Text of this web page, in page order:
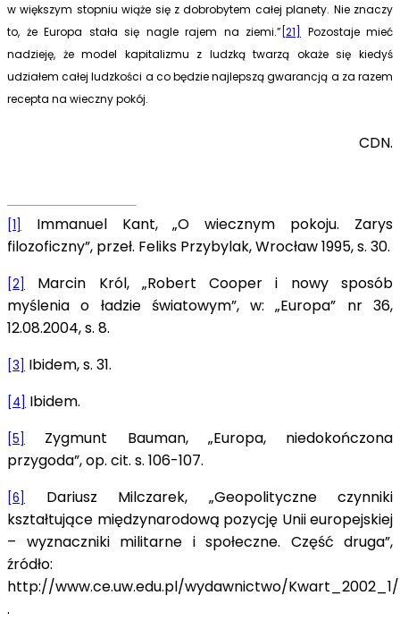
w większym stopniu wiąże się z dobrobytem całej planety. Nie znaczy
to, że Europa stała się nagle rajem na ziemi.” [21]
Pozostaje mieć
nadzieję, że model kapitalizmu z ludzką twarzą okaże się kiedyś
udziałem całej ludzkości a co będzie najlepszą gwarancją a za razem
recepta na wieczny pokój.
CDN.
[1]
Immanuel Kant, „O wiecznym pokoju. Zarys
filozoficzny”, przeł. Feliks Przybylak, Wrocław 1995, s. 30.
[2]
Marcin Król, „Robert Cooper i nowy sposób
myślenia o ładzie światowym”, w: „Europa” nr 36,
12.08.2004, s. 8.
[3] Ibidem, s. 31.
[4] Ibidem.
[5]
Zygmunt Bauman, „Europa, niedokończona
przygoda”, op. cit. s. 106-107.
[6]
Dariusz Milczarek, „Geopolityczne czynniki
kształtujące międzynarodową pozycję Unii europejskiej
– wyznaczniki militarne i społeczne. Część druga”,
źródło:
http://www.ce.uw.edu.pl/wydawnictwo/
.